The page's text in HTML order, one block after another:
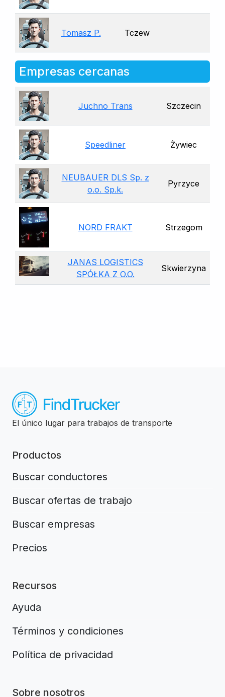
Tomasz P. Tczew
Empresas cercanas
Juchno Trans Szczecin
Speedliner Żywiec
NEUBAUER DLS Sp. z
o.o. Sp.k.
Pyrzyce
NORD FRAKT Strzegom
JANAS LOGISTICS
SPÓŁKA Z O.O.
Skwierzyna
El único lugar para trabajos de transporte
Productos
Buscar conductores
Buscar ofertas de trabajo
Buscar empresas
Precios
Recursos
Ayuda
Términos y condiciones
Política de privacidad
Sobre nosotros